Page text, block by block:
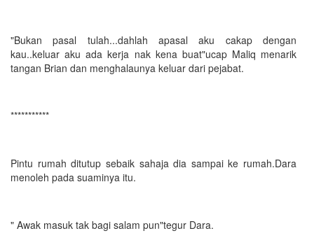
"Bukan pasal tulah...dahlah apasal aku cakap dengan
kau..keluar aku ada kerja nak kena buat"ucap Maliq menarik
tangan Brian dan menghalaunya keluar dari pejabat.
***********
Pintu rumah ditutup sebaik sahaja dia sampai ke rumah.Dara
menoleh pada suaminya itu.
" Awak masuk tak bagi salam pun"tegur Dara.